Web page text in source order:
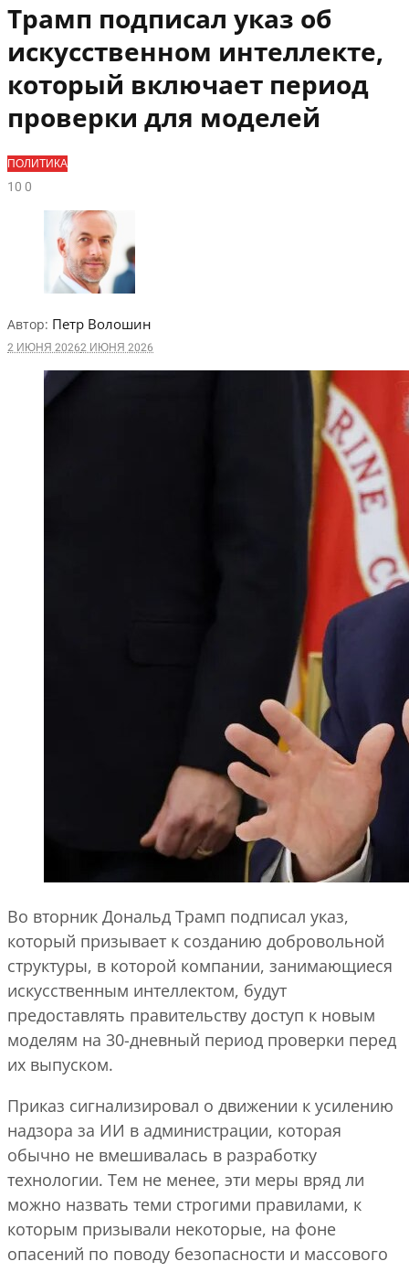
Трамп подписал указ об
искусственном интеллекте,
который включает период
проверки для моделей
ПОЛИТИКА
100
Автор: Петр Волошин
2 ИЮНЯ 20262 ИЮНЯ 2026
Во вторник Дональд Трамп подписал указ,
который призывает к созданию добровольной
структуры, в которой компании, занимающиеся
искусственным интеллектом, будут
предоставлять правительству доступ к новым
моделям на 30-дневный период проверки перед
их выпуском.
Приказ сигнализировал о движении к усилению
надзора за ИИ в администрации, которая
обычно не вмешивалась в разработку
технологии. Тем не менее, эти меры вряд ли
можно назвать теми строгими правилами, к
которым призывали некоторые, на фоне
опасений по поводу безопасности и массового